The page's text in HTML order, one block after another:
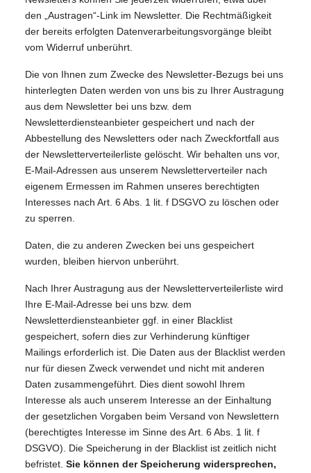
den „Austragen“-Link im Newsletter. Die Rechtmäßigkeit
der bereits erfolgten Datenverarbeitungsvorgänge bleibt
vom Widerruf unberührt.
Die von Ihnen zum Zwecke des Newsletter-Bezugs bei uns
hinterlegten Daten werden von uns bis zu Ihrer Austragung
aus dem Newsletter bei uns bzw. dem
Newsletterdiensteanbieter gespeichert und nach der
Abbestellung des Newsletters oder nach Zweckfortfall aus
der Newsletterverteilerliste gelöscht. Wir behalten uns vor,
E-Mail-Adressen aus unserem Newsletterverteiler nach
eigenem Ermessen im Rahmen unseres berechtigten
Interesses nach Art. 6 Abs. 1 lit. f DSGVO zu löschen oder
zu sperren.
Daten, die zu anderen Zwecken bei uns gespeichert
wurden, bleiben hiervon unberührt.
Nach Ihrer Austragung aus der Newsletterverteilerliste wird
Ihre E-Mail-Adresse bei uns bzw. dem
Newsletterdiensteanbieter ggf. in einer Blacklist
gespeichert, sofern dies zur Verhinderung künftiger
Mailings erforderlich ist. Die Daten aus der Blacklist werden
nur für diesen Zweck verwendet und nicht mit anderen
Daten zusammengeführt. Dies dient sowohl Ihrem
Interesse als auch unserem Interesse an der Einhaltung
der gesetzlichen Vorgaben beim Versand von Newslettern
(berechtigtes Interesse im Sinne des Art. 6 Abs. 1 lit. f
DSGVO). Die Speicherung in der Blacklist ist zeitlich nicht
befristet.Sie können der Speicherung widersprechen,